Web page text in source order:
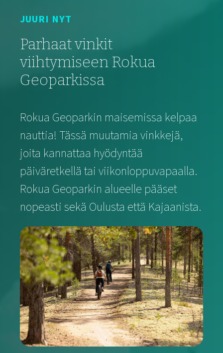
JUURI NYT
Parhaat vinkit
viihtymiseen Rokua
Geoparkissa
Rokua Geoparkin maisemissa kelpaa
nauttia! Tässä muutamia vinkkejä,
joita kannattaa hyödyntää
päiväretkellä tai viikonloppuvapaalla.
Rokua Geoparkin alueelle pääset
nopeasti sekä Oulusta että Kajaanista.